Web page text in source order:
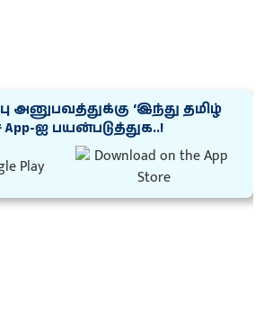
அனுபவத்துக்கு ‘இந்து தமிழ்
App-ஐ பயன்படுத்துக..!